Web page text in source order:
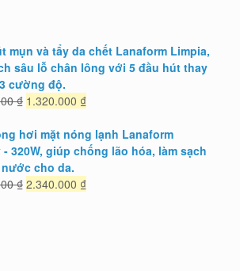
mụn và tẩy da chết Lanaform Limpia,
sâu lỗ chân lông với 5 đầu hút thay
cường độ.
₫ Giá
là:
1.550.000 ₫.
1.320.000 ₫Giá
tại
là:
hơi mặt nóng lạnh Lanaform
320W, giúp chống lão hóa, làm sạch
cho da.
₫ Giá
2.340.000 ₫Giá